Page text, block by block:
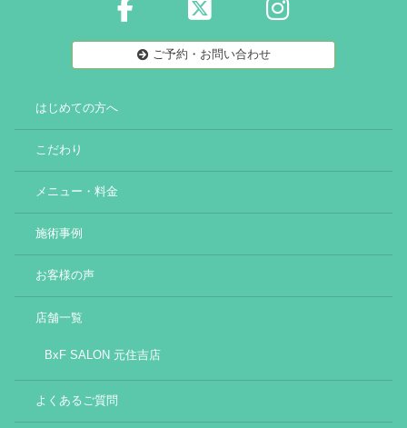
ご予約・お問い合わせ
はじめての方へ
こだわり
メニュー・料金
施術事例
お客様の声
店舗一覧
BxF SALON 元住吉店
よくあるご質問